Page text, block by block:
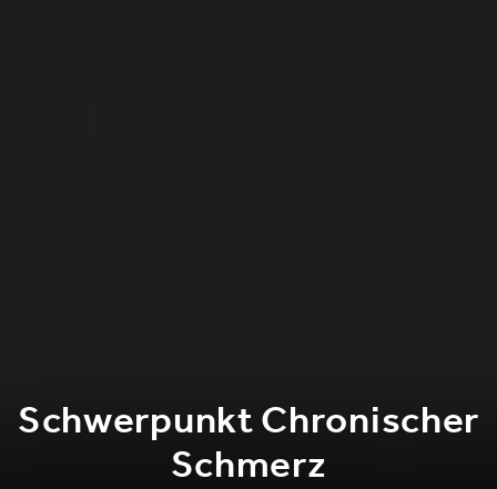
Schwerpunkt Chronischer
Schmerz